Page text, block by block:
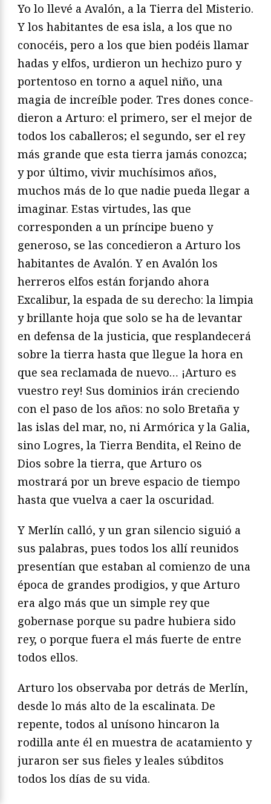
Yo lo llevé a Avalón, a la Tierra del Misterio.
Y los habitantes de esa isla, a los que no
conocéis, pero a los que bien podéis llamar
hadas y elfos, urdieron un hechizo puro y
por­tentoso en torno a aquel niño, una
magia de increíble poder. Tres dones conce­
dieron a Arturo: el primero, ser el mejor de
todos los caballeros; el segundo, ser el rey
más grande que esta tierra jamás conozca;
y por último, vivir muchísimos años,
muchos más de lo que nadie pueda llegar a
imaginar. Estas virtudes, las que
corresponden a un príncipe bueno y
generoso, se las concedieron a Arturo los
habitantes de Avalón. Y en Avalón los
herreros elfos están forjando ahora
Excalibur, la espada de su derecho: la limpia
y brillante hoja que solo se ha de le­vantar
en defensa de la justicia, que resplandecerá
sobre la tierra hasta que llegue la hora en
que sea reclamada de nuevo… ¡Arturo es
vuestro rey! Sus dominios irán creciendo
con el paso de los años: no solo Bretaña y
las islas del mar, no, ni Armórica y la Galia,
sino Logres, la Tierra Bendita, el Reino de
Dios sobre la tierra, que Arturo os
mostrará por un breve espacio de tiempo
hasta que vuelva a caer la oscuridad.
Y Merlín calló, y un gran silencio siguió a
sus palabras, pues todos los allí reunidos
presentían que estaban al comienzo de una
época de grandes prodi­gios, y que Arturo
era algo más que un simple rey que
gobernase porque su padre hubiera sido
rey, o porque fuera el más fuerte de entre
todos ellos.
Arturo los observaba por detrás de Merlín,
desde lo más alto de la escalinata. De
repente, todos al unísono hincaron la
rodilla ante él en muestra de acata­miento y
juraron ser sus fieles y leales súbditos
todos los días de su vida.